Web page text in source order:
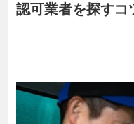
認可業者を探すコ